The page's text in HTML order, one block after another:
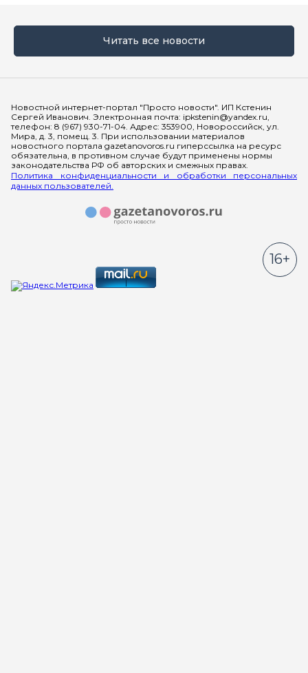
Читать все новости
Новостной интернет-портал "Просто новости". ИП Кстенин
Сергей Иванович. Электронная почта: ipkstenin@yandex.ru,
телефон: 8 (967) 930-71-04. Адрес: 353900, Новороссийск, ул.
Мира, д. 3, помещ. 3. При использовании материалов
новостного портала gazetanovoros.ru гиперссылка на ресурс
обязательна, в противном случае будут применены нормы
законодательства РФ об авторских и смежных правах.
Политика конфиденциальности и обработки персональных
данных пользователей.
16+